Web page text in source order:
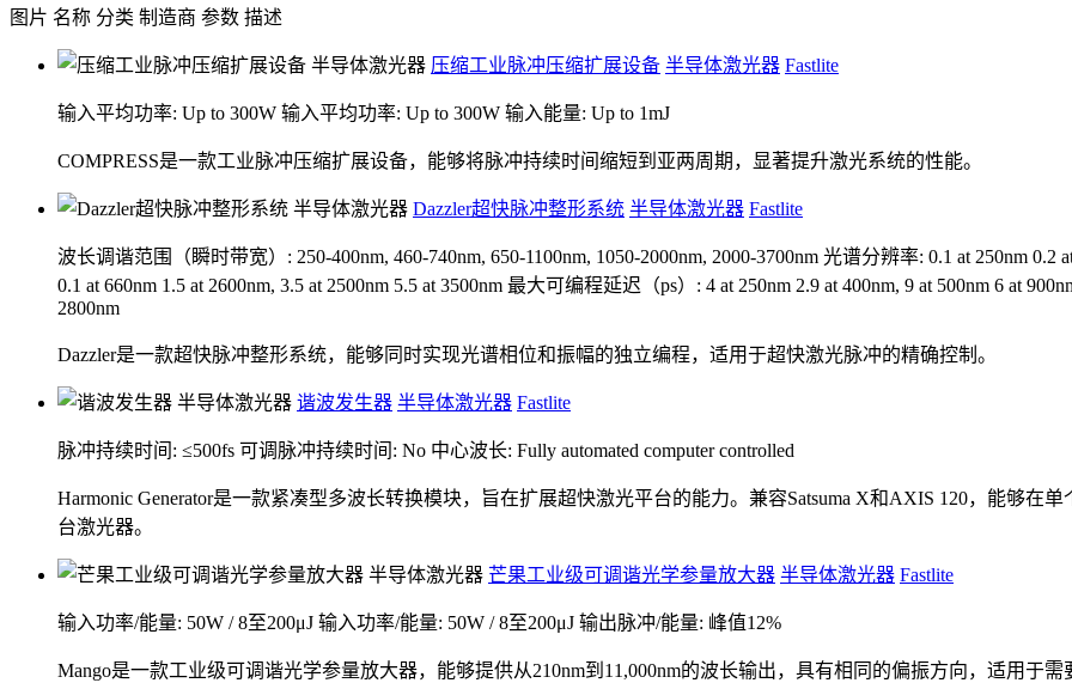
图片 名称 分类 制造商 参数 描述
压缩工业脉冲压缩扩展设备 半导体激光器 Fastlite
输入平均功率: Up to 300W 输入平均功率: Up to 300W 输入能量: Up to 1mJ
COMPRESS是一款工业脉冲压缩扩展设备，能够将脉冲持续时间缩短到亚两周期，显著提升激光系统的性能。
Dazzler超快脉冲整形系统 半导体激光器 Fastlite
波长调谐范围（瞬时带宽）: 250-400nm, 460-740nm, 650-1100nm, 1050-2000nm, 2000-3700nm 光谱分辨率: 0.1 at 250nm 0.2
0.1 at 660nm 1.5 at 2600nm, 3.5 at 2500nm 5.5 at 3500nm 最大可编程延迟（ps）: 4 at 250nm 2.9 at 400nm, 9 at 500nm 6 at
2800nm
Dazzler是一款超快脉冲整形系统，能够同时实现光谱相位和振幅的独立编程，适用于超快激光脉冲的精确控制。
谐波发生器 半导体激光器 Fastlite
脉冲持续时间: ≤500fs 可调脉冲持续时间: No 中心波长: Fully automated computer controlled
Harmonic Generator是一款紧凑型多波长转换模块，旨在扩展超快激光平台的能力。兼容Satsuma X和AXIS 120，能够在
台激光器。
芒果工业级可调谐光学参量放大器 半导体激光器 Fastlite
输入功率/能量: 50W / 8至200μJ 输入功率/能量: 50W / 8至200μJ 输出脉冲/能量: 峰值12%
Mango是一款工业级可调谐光学参量放大器，能够提供从210nm到11,000nm的波长输出，具有相同的偏振方向，适用于